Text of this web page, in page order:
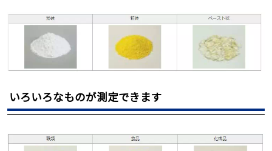
いろいろなものが測定できます